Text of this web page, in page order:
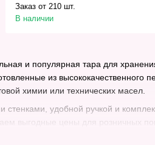
и популярная тара для
из высококачественного
химии или технических масел.
удобной ручкой и
выгодные цены для розничных
Заказ от 210 шт.
В наличии